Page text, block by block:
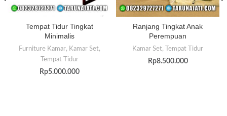
Tempat Tidur Tingkat
Minimalis
Furniture Kamar, Kamar Set,
Tempat Tidur
Rp5.000.000
Ranjang Tingkat Anak
Perempuan
Kamar Set,
Tempat Tidur
Rp8.500.000